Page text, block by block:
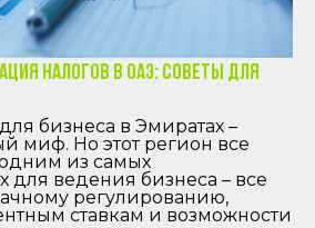
налогов в ОАЭ: советы для
бизнеса в Эмиратах –
миф. Но этот регион все
одним из самых
для ведения бизнеса – все
регулированию,
ставкам и возможности